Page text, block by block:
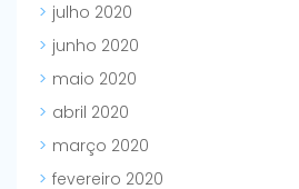
julho 2020
junho 2020
maio 2020
abril 2020
março 2020
fevereiro 2020